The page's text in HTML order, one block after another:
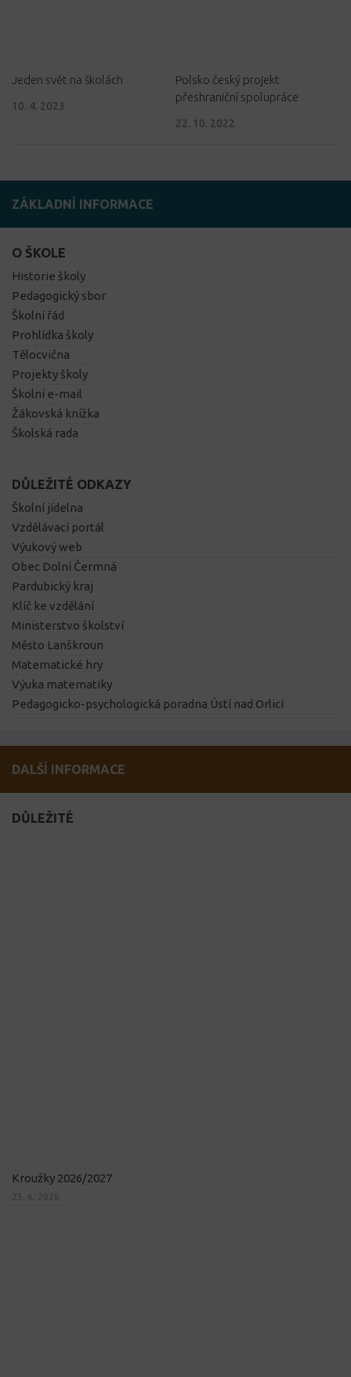
Jeden svět na školách
10. 4. 2023
Polsko český projekt
přeshraniční spolupráce
22. 10. 2022
ZÁKLADNÍ INFORMACE
O ŠKOLE
Historie školy
Pedagogický sbor
Školní řád
Prohlídka školy
Tělocvična
Projekty školy
Školní e-mail
Žákovská knížka
Školská rada
DŮLEŽITÉ ODKAZY
Školní jídelna
Vzdělávací portál
Výukový web
Obec Dolní Čermná
Pardubický kraj
Klíč ke vzdělání
Ministerstvo školství
Město Lanškroun
Matematické hry
Výuka matematiky
Pedagogicko-psychologická poradna Ústí nad Orlicí
DALŠÍ INFORMACE
DŮLEŽITÉ
Kroužky 2026/2027
23. 6. 2026